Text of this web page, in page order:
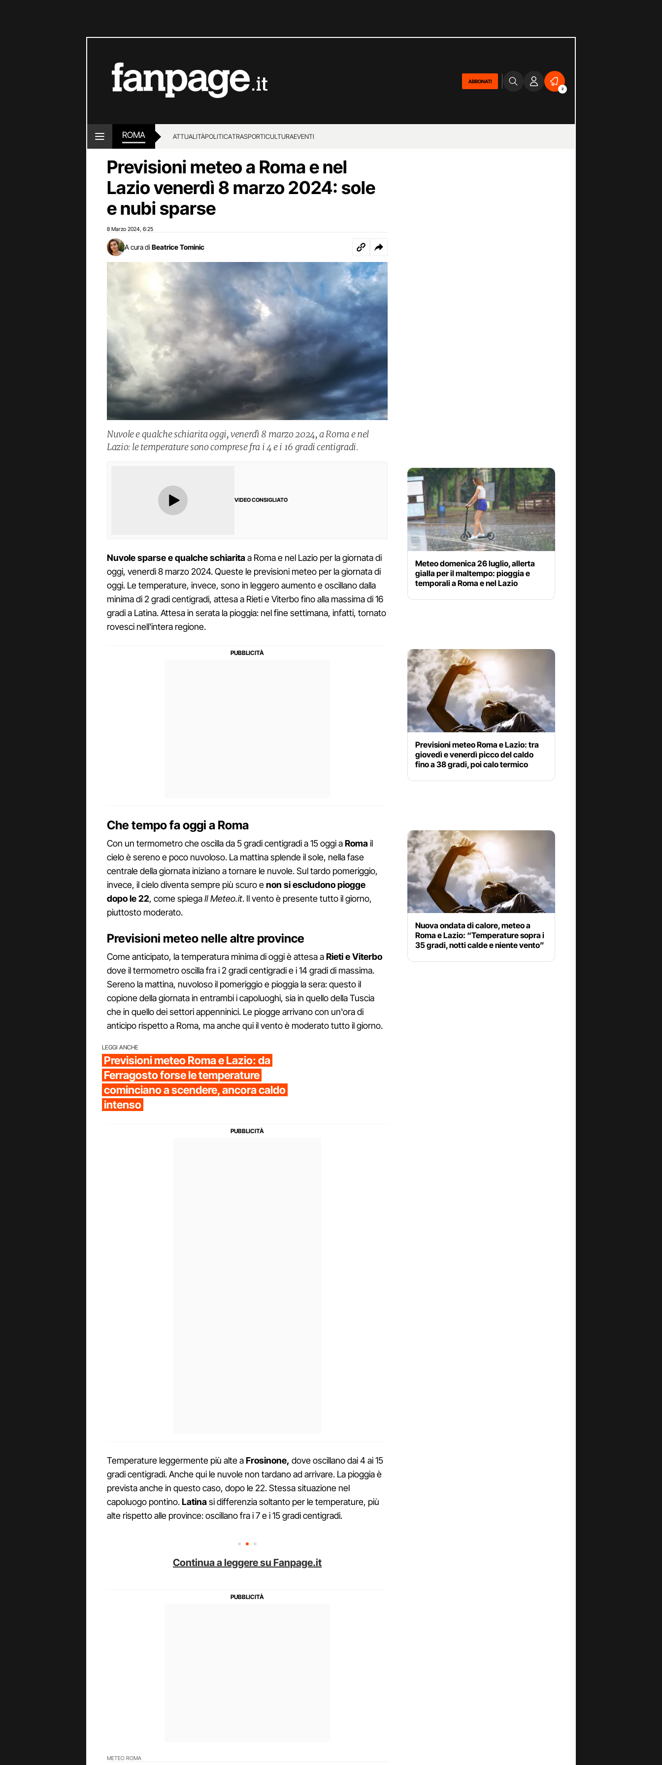
ABBONATI
2
ROMA ATTUALITÀPOLITICATRASPORTICULTURAEVENTI
Previsioni meteo a Roma e nel
Lazio venerdì 8 marzo 2024: sole
e nubi sparse
8 Marzo 2024 6:25
A cura di Beatrice Tominic
Nuvole e qualche schiarita oggi, venerdì 8 marzo 2024, a Roma e nel
Lazio: le temperature sono comprese fra i 4 e i 16 gradi centigradi.
VIDEO CONSIGLIATO
Nuvole sparse e qualche schiaritaa Roma e nel Lazio per la giornata di
oggi, venerdì 8 marzo 2024. Queste le previsioni meteo per la giornata di
oggi. Le temperature, invece, sono in leggero aumento e oscillano dalla
minima di 2 gradi centigradi, attesa a Rieti e Viterbo fino alla massima di 16
gradi a Latina. Attesa in serata la pioggia: nel fine settimana, infatti, tornato
rovesci nell'intera regione.
Che tempo fa oggi a Roma
Con un termometro che oscilla da 5 gradi centigradi a 15 oggi aRomail
cielo è sereno e poco nuvoloso. La mattina splende il sole, nella fase
centrale della giornata iniziano a tornare le nuvole. Sul tardo pomeriggio,
invece, il cielo diventa sempre più scuro enon si escludono piogge
dopo le 22, come spiegaIl Meteo.it. Il vento è presente tutto il giorno,
piuttosto moderato.
Previsioni meteo nelle altre province
Come anticipato, la temperatura minima di oggi è attesa aRieti e Viterbo
dove il termometro oscilla fra i 2 gradi centigradi e i 14 gradi di massima.
Sereno la mattina, nuvoloso il pomeriggio e pioggia la sera: questo il
copione della giornata in entrambi i capoluoghi, sia in quello della Tuscia
che in quello dei settori appenninici. Le piogge arrivano con un'ora di
anticipo rispetto a Roma, ma anche qui il vento è moderato tutto il giorno.
LEGGI ANCHE
Previsioni meteo Roma e Lazio: da
Ferragosto forse le temperature
cominciano a scendere, ancora caldo
intenso
Temperature leggermente più alte aFrosinone, dove oscillano dai 4 ai 15
gradi centigradi. Anche qui le nuvole non tardano ad arrivare. La pioggia è
prevista anche in questo caso, dopo le 22. Stessa situazione nel
capoluogo pontino.Latinasi differenzia soltanto per le temperature, più
alte rispetto alle province: oscillano fra i 7 e i 15 gradi centigradi.
Continua a leggere su Fanpage.it
METEO ROMA
Meteo domenica 26 luglio, allerta
gialla per il maltempo: pioggia e
temporali a Roma e nel Lazio
Previsioni meteo Roma e Lazio: tra
giovedì e venerdì picco del caldo
fino a 38 gradi, poi calo termico
Nuova ondata di calore, meteo a
Roma e Lazio: “Temperature sopra i
35 gradi, notti calde e niente vento”